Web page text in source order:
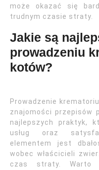
może okazać się
trudnym czasie straty.
Jakie są
prowadzeniu
kotów?
Prowadzenie
znajomości przepisów
najlepszych praktyk,
usług oraz
elementem jest
wobec właścicieli
czas straty. Warto